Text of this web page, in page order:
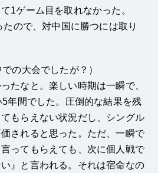
1ゲーム目を取れなかった。
ので、対中国に勝つには取り
の大会でしたが？）
たなと。楽しい時期は一瞬で、
年間でした。圧倒的な結果を残
もらえない状況だし、シングル
されると思った。ただ、一瞬で
ってもらえても、次に個人戦で
』と言われる。それは宿命なの